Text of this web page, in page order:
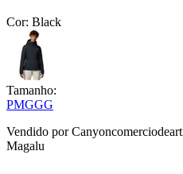
Cor: Black
Tamanho:
PMGGG
Vendido por
Magalu